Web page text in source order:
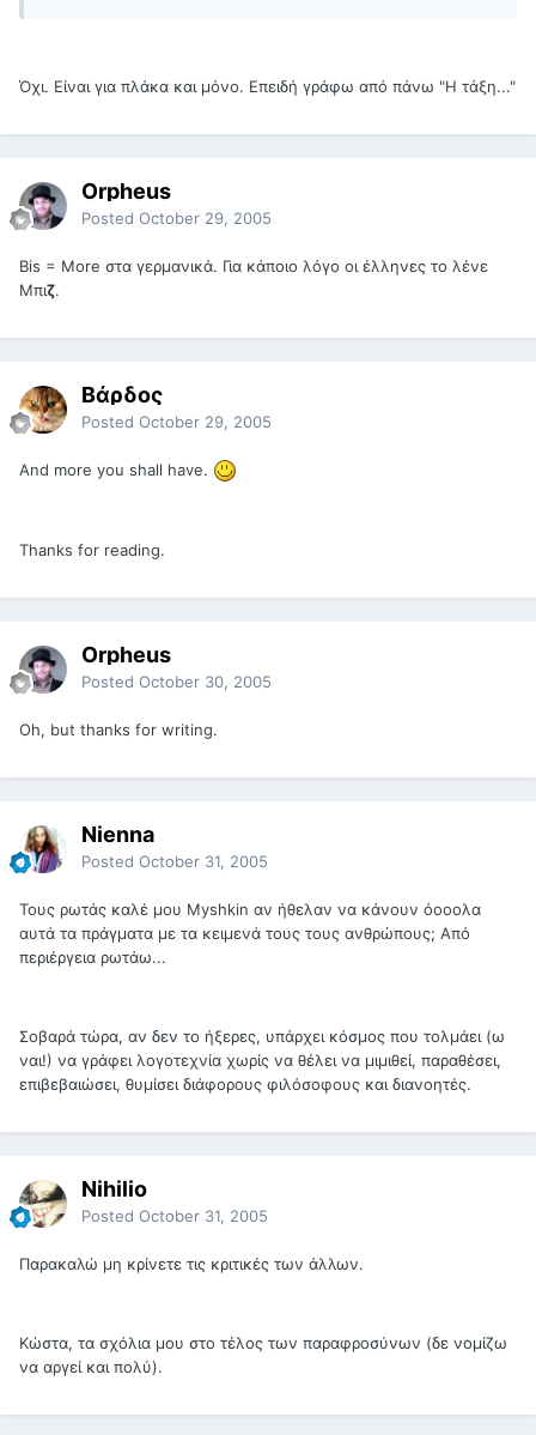
Όχι. Είναι για πλάκα και μόνο. Επειδή γράφω από πάνω "Η τάξη..."
Orpheus
Posted October 29, 2005
Bis = More στα γερμανικά. Για κάποιο λόγο οι έλληνες το λένε
Μπιζ.
Βάρδος
Posted October 29, 2005
And more you shall have.
Thanks for reading.
Orpheus
Posted October 30, 2005
Oh, but thanks for writing.
Nienna
Posted October 31, 2005
Τους ρωτάς καλέ μου Myshkin αν ήθελαν να κάνουν όοοολα
αυτά τα πράγματα με τα κειμενά τους τους ανθρώπους; Από
περιέργεια ρωτάω...
Σοβαρά τώρα, αν δεν το ήξερες, υπάρχει κόσμος που τολμάει (ω
ναι!) να γράφει λογοτεχνία χωρίς να θέλει να μιμιθεί, παραθέσει,
επιβεβαιώσει, θυμίσει διάφορους φιλόσοφους και διανοητές.
Nihilio
Posted October 31, 2005
Παρακαλώ μη κρίνετε τις κριτικές των άλλων.
Κώστα, τα σχόλια μου στο τέλος των παραφροσύνων (δε νομίζω
να αργεί και πολύ).